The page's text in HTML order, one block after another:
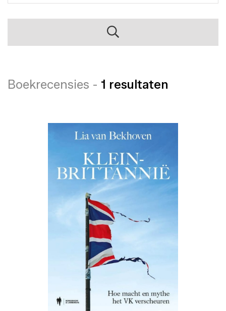
Boekrecensies - 1 resultaten